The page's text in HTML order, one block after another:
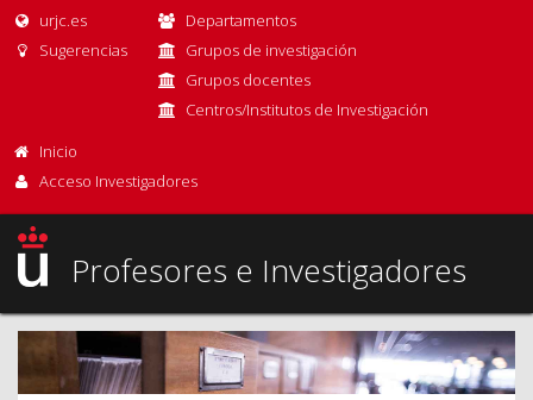
urjc.es
Sugerencias
Departamentos
Grupos de investigación
Grupos docentes
Centros/Institutos de Investigación
Inicio
Acceso Investigadores
Profesores e Investigadores